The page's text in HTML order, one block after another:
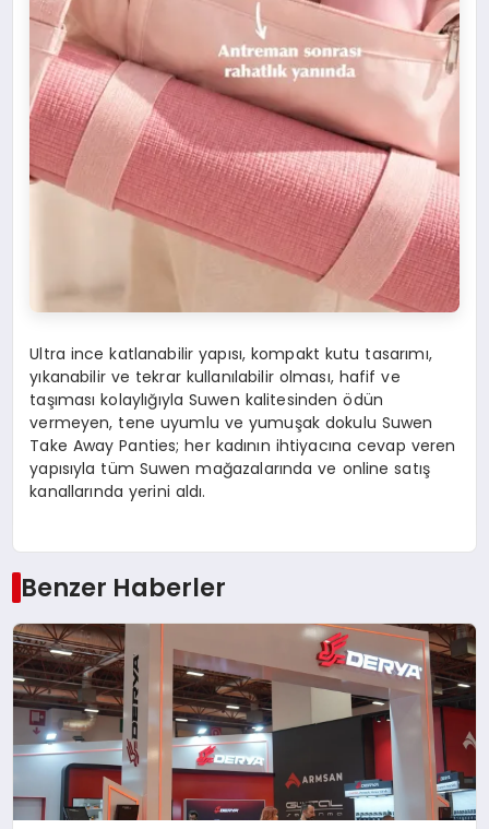
Ultra ince katlanabilir yapısı, kompakt kutu tasarımı,
yıkanabilir ve tekrar kullanılabilir olması, hafif ve
taşıması kolaylığıyla Suwen kalitesinden ödün
vermeyen, tene uyumlu ve yumuşak dokulu Suwen
Take Away Panties; her kadının ihtiyacına cevap veren
yapısıyla tüm Suwen mağazalarında ve online satış
kanallarında yerini aldı.
Benzer Haberler